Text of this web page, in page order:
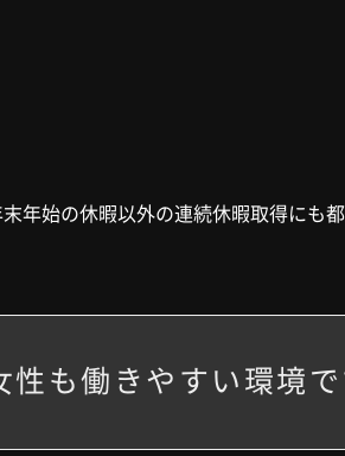
年始の休暇以外の連続休暇取得にも
も働きやすい環境で